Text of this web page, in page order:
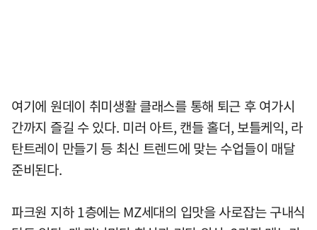
여기에 원데이 취미생활 클래스를 통해 퇴근 후 여가시
간까지 즐길 수 있다. 미러 아트, 캔들 홀더, 보틀케익, 라
탄트레이 만들기 등 최신 트렌드에 맞는 수업들이 매달
준비된다.
파크원 지하 1층에는 MZ세대의 입맛을 사로잡는 구내식